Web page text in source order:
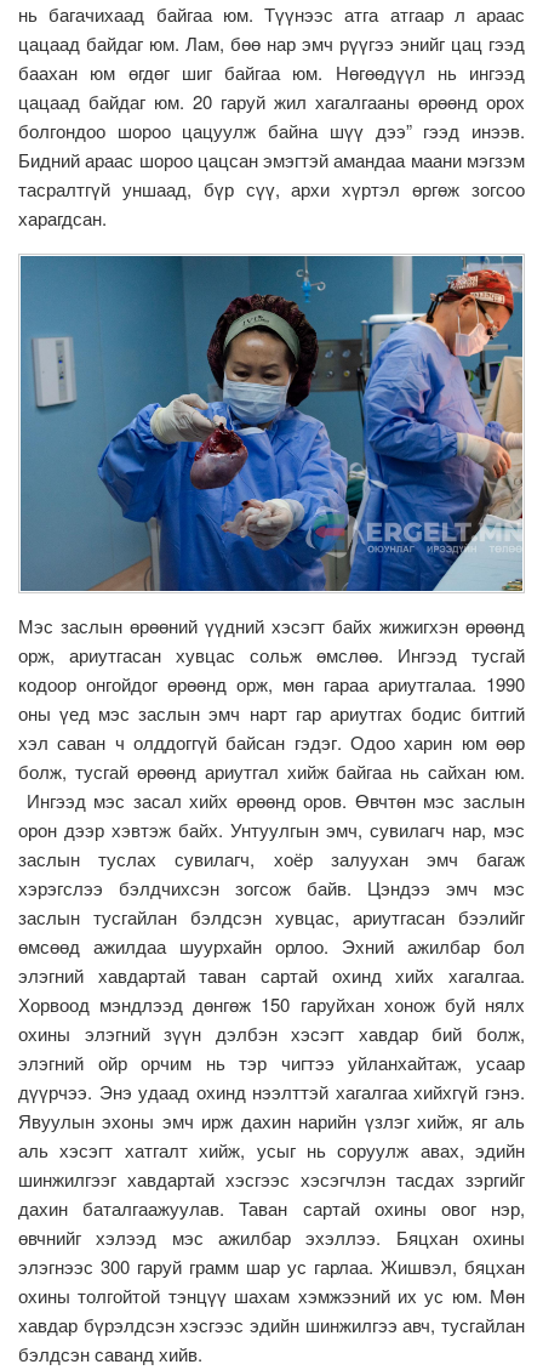
нь багачихаад байгаа юм. Түүнээс атга атгаар л араас
цацаад байдаг юм. Лам, бөө нар эмч рүүгээ энийг цац гээд
баахан юм өгдөг шиг байгаа юм. Нөгөөдүүл нь ингээд
цацаад байдаг юм. 20 гаруй жил хагалгааны өрөөнд орох
болгондоо шороо цацуулж байна шүү дээ” гээд инээв.
Бидний араас шороо цацсан эмэгтэй амандаа маани мэгзэм
тасралтгүй уншаад, бүр сүү, архи хүртэл өргөж зогсоо
харагдсан.
Мэс заслын өрөөний үүдний хэсэгт байх жижигхэн өрөөнд
орж, ариутгасан хувцас сольж өмслөө. Ингээд тусгай
кодоор онгойдог өрөөнд орж, мөн гараа ариутгалаа. 1990
оны үед мэс заслын эмч нарт гар ариутгах бодис битгий
хэл саван ч олддоггүй байсан гэдэг. Одоо харин юм өөр
болж, тусгай өрөөнд ариутгал хийж байгаа нь сайхан юм.
Ингээд мэс засал хийх өрөөнд оров. Өвчтөн мэс заслын
орон дээр хэвтэж байх. Унтуулгын эмч, сувилагч нар, мэс
заслын туслах сувилагч, хоёр залуухан эмч багаж
хэрэгслээ бэлдчихсэн зогсож байв. Цэндээ эмч мэс
заслын тусгайлан бэлдсэн хувцас, ариутгасан бээлийг
өмсөөд ажилдаа шуурхайн орлоо. Эхний ажилбар бол
элэгний хавдартай таван сартай охинд хийх хагалгаа.
Хорвоод мэндлээд дөнгөж 150 гаруйхан хонож буй нялх
охины элэгний зүүн дэлбэн хэсэгт хавдар бий болж,
элэгний ойр орчим нь тэр чигтээ уйланхайтаж, усаар
дүүрчээ. Энэ удаад охинд нээлттэй хагалгаа хийхгүй гэнэ.
Явуулын эхоны эмч ирж дахин нарийн үзлэг хийж, яг аль
аль хэсэгт хатгалт хийж, усыг нь соруулж авах, эдийн
шинжилгээг хавдартай хэсгээс хэсэгчлэн тасдах зэргийг
дахин баталгаажуулав. Таван сартай охины овог нэр,
өвчнийг хэлээд мэс ажилбар эхэллээ. Бяцхан охины
элэгнээс 300 гаруй грамм шар ус гарлаа. Жишвэл, бяцхан
охины толгойтой тэнцүү шахам хэмжээний их ус юм. Мөн
хавдар бүрэлдсэн хэсгээс эдийн шинжилгээ авч, тусгайлан
бэлдсэн саванд хийв.